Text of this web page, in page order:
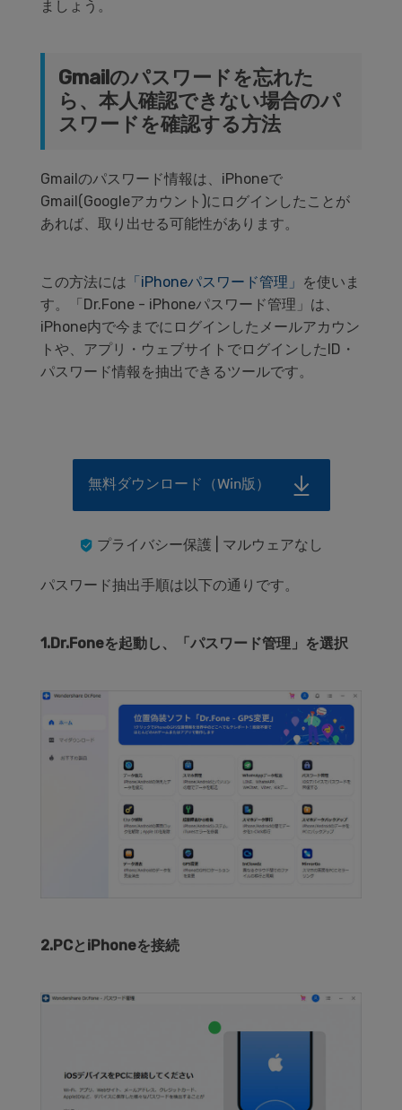
ましょう。
Gmailのパスワードを忘れた
ら、本人確認できない場合のパ
スワードを確認する方法
Gmailのパスワード情報は、 iPhoneで
Gmail(Googleアカウント )にログインしたことが
あれば、取り出せる可能性があります。
この方法には 「iPhoneパスワード管理」 を使いま
す。
「Dr.Fone - iPhoneパスワード管理」は、
iPhone内で今までにログインしたメールアカウン
トや、アプリ・ウェブサイトでログインしたID ・
パスワード情報を抽出できるツールです。
無料ダウンロード（Win版）
プライバシー保護 | マルウェアなし
パスワード抽出手順は以下の通りです。
1.Dr.Foneを起動し、「パスワード管理」を選択
2.PCとiPhoneを接続